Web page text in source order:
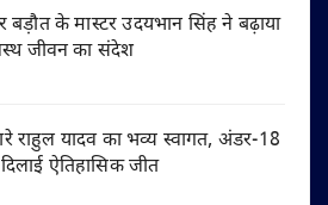
बड़ौत के मास्टर उदयभान सिंह ने बढ़ाया
जीवन का संदेश
राहुल यादव का भव्य स्वागत, अंडर-18
ऐतिहासिक जीत